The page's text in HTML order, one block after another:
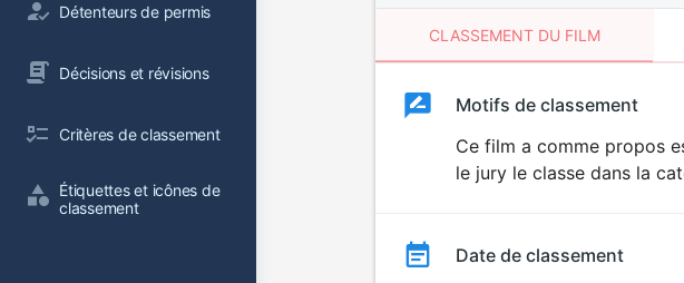
Détenteurs de permis
Décisions et révisions
Critères de classement
Étiquettes et icônes de
classement
CLASSEMENT DU FILM
ClassementClassement
EXPLICITE
Motifs de classement
Ce film a comme propos
le jury le classe dans la
Date de classement